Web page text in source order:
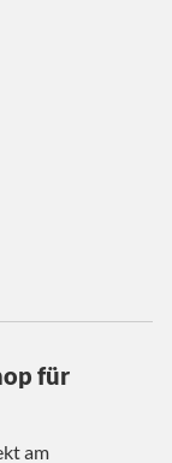
für
am